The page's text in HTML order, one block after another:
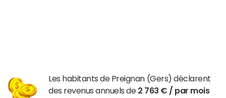
Les habitants de Preignan (Gers) déclarent
des revenus annuels de 2 763 € / par mois